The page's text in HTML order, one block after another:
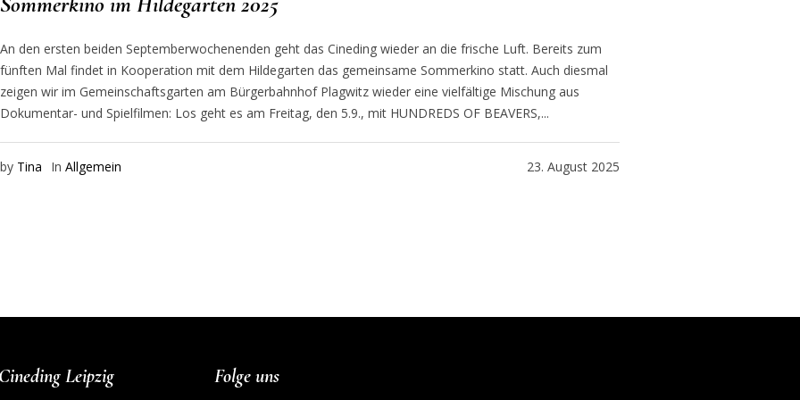
An den ersten beiden Septemberwochenenden geht das Cineding wieder an die frische Luft. Bereits zum
fünften Mal findet in Kooperation mit dem Hildegarten das gemeinsame Sommerkino statt. Auch diesmal
zeigen wir im Gemeinschaftsgarten am Bürgerbahnhof Plagwitz wieder eine vielfältige Mischung aus
Dokumentar- und Spielfilmen: Los geht es am Freitag, den 5.9., mit HUNDREDS OF BEAVERS,...
23. August 2025
by Tina InAllgemein
Cineding Leipzig Folge uns